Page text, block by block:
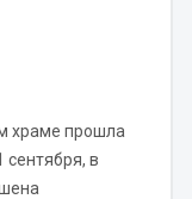
храме прошла
сентября, в